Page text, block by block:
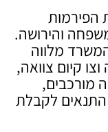
הפירמות
והירושה.
מ־25 שנה, המשרד מלווה
קיום צוואה,
מורכבים,
התנאים לקבלת